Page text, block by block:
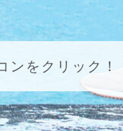
をクリック！